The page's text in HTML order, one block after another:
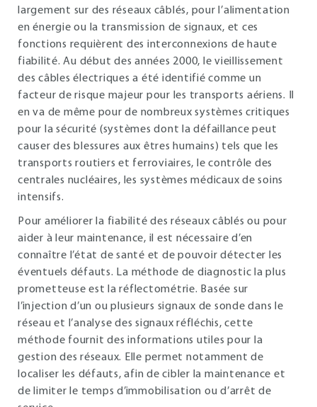
largement sur des réseaux câblés, pour l’alimentation
en énergie ou la transmission de signaux, et ces
fonctions requièrent des interconnexions de haute
fiabilité. Au début des années 2000, le vieillissement
des câbles électriques a été identifié comme un
facteur de risque majeur pour les transports aériens. Il
en va de même pour de nombreux systèmes critiques
pour la sécurité (systèmes dont la défaillance peut
causer des blessures aux êtres humains) tels que les
transports routiers et ferroviaires, le contrôle des
centrales nucléaires, les systèmes médicaux de soins
intensifs.
Pour améliorer la fiabilité des réseaux câblés ou pour
aider à leur maintenance, il est nécessaire d’en
connaître l’état de santé et de pouvoir détecter les
éventuels défauts. La méthode de diagnostic la plus
prometteuse est la réflectométrie. Basée sur
l’injection d’un ou plusieurs signaux de sonde dans le
réseau et l’analyse des signaux réfléchis, cette
méthode fournit des informations utiles pour la
gestion des réseaux. Elle permet notamment de
localiser les défauts, afin de cibler la maintenance et
de limiter le temps d’immobilisation ou d’arrêt de